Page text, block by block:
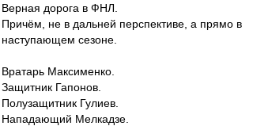
Верная дорога в ФНЛ.
Причём, не в дальней перспективе, а прямо в
наступающем сезоне.
Вратарь Максименко.
Защитник Гапонов.
Полузащитник Гулиев.
Нападающий Мелкадзе.